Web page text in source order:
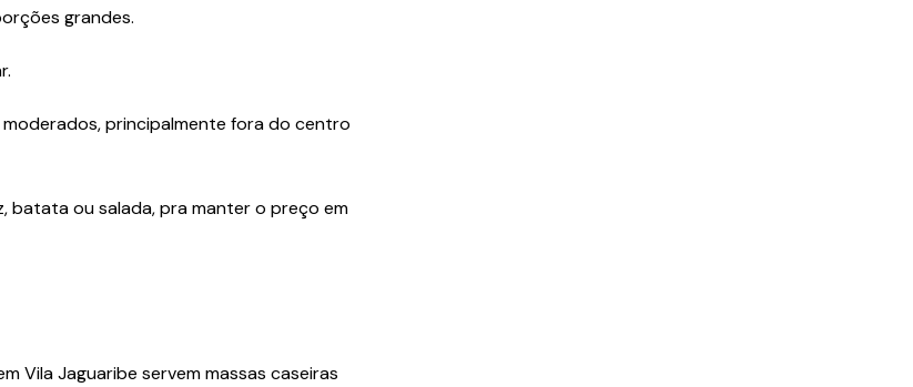
grandes.
principalmente fora do centro
batata ou salada, pra manter o preço em
Vila Jaguaribe servem massas caseiras